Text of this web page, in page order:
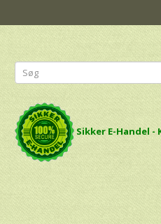
Sikker E-Handel